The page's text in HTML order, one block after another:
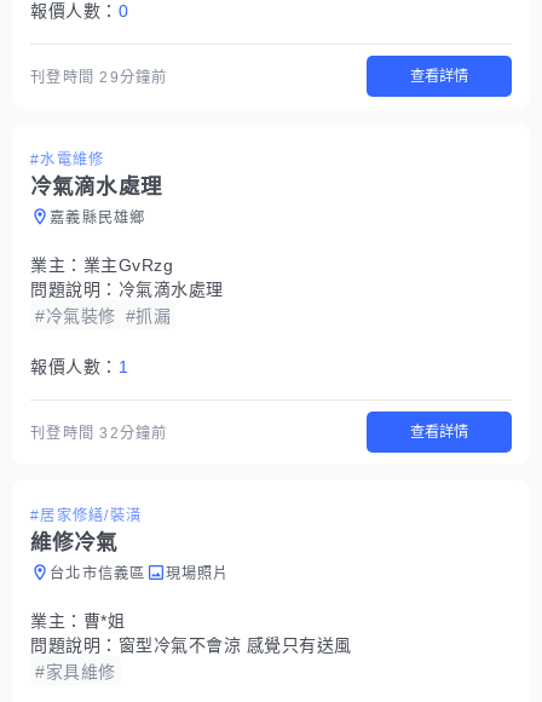
報價人數： 0
刊登時間29分鐘前 查看詳情
#水電維修
冷氣滴水處理
嘉義縣民雄鄉
業主： 業主GvRzg
問題說明： 冷氣滴水處理
#冷氣裝修 #抓漏
報價人數： 1
刊登時間32分鐘前 查看詳情
#居家修繕/裝潢
維修冷氣
台北市信義區 現場照片
業主： 曹*姐
問題說明： 窗型冷氣不會涼 感覺只有送風
#家具維修